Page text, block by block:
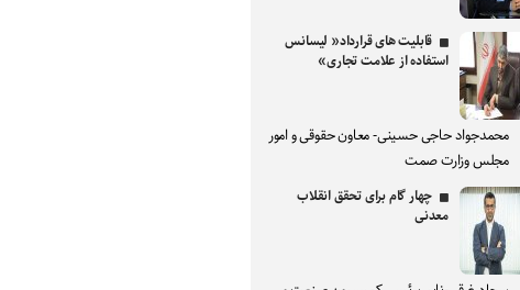
قابلیت های قرارداد« لیسانس
استفاده از علامت تجاری»
محمدجواد حاجی حسینی- معاون حقوقی و امور
مجلس وزارت صمت
چهار گام برای تحقق انقلاب
معدنی